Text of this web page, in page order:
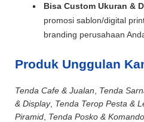
Bisa Custom Ukuran &
promosi sablon/digital
branding perusahaan
Produk Unggulan
Tenda Cafe & Jualan Tenda
& Display, Tenda Terop Pesta &
Piramid Tenda Posko &